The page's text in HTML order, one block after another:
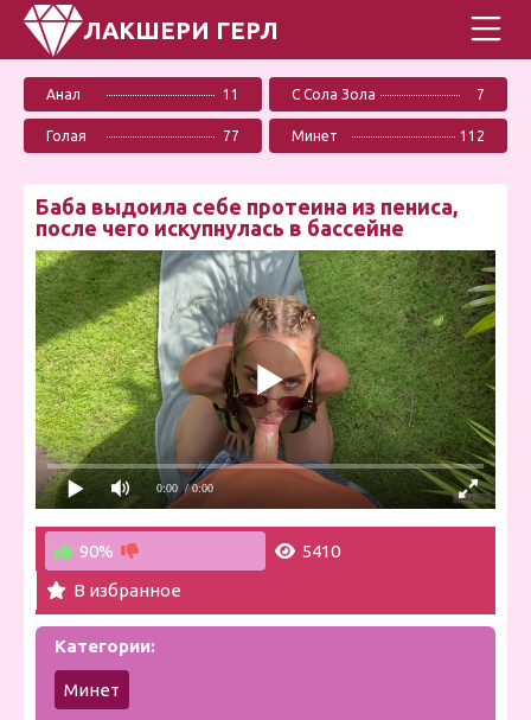
ЛАКШЕРИ ГЕРЛ
Анал 11 С Сола Зола 7
Голая 77 Минет 112
Баба выдоила себе протеина из пениса,
после чего искупнулась в бассейне
0:00 / 0:00
90%
5410
В избранное
Категории:
Минет